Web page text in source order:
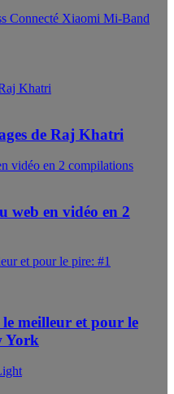
Connecté Xiaomi Mi-Band
Khatri
de Raj Khatri
vidéo en 2 compilations
web en vidéo en 2
et pour le pire: #1
le meilleur et pour le
York